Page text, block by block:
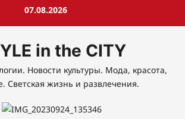
07.08.2026
in the CITY
Новости культуры. Мода, красота,
Светская жизнь и развлечения.